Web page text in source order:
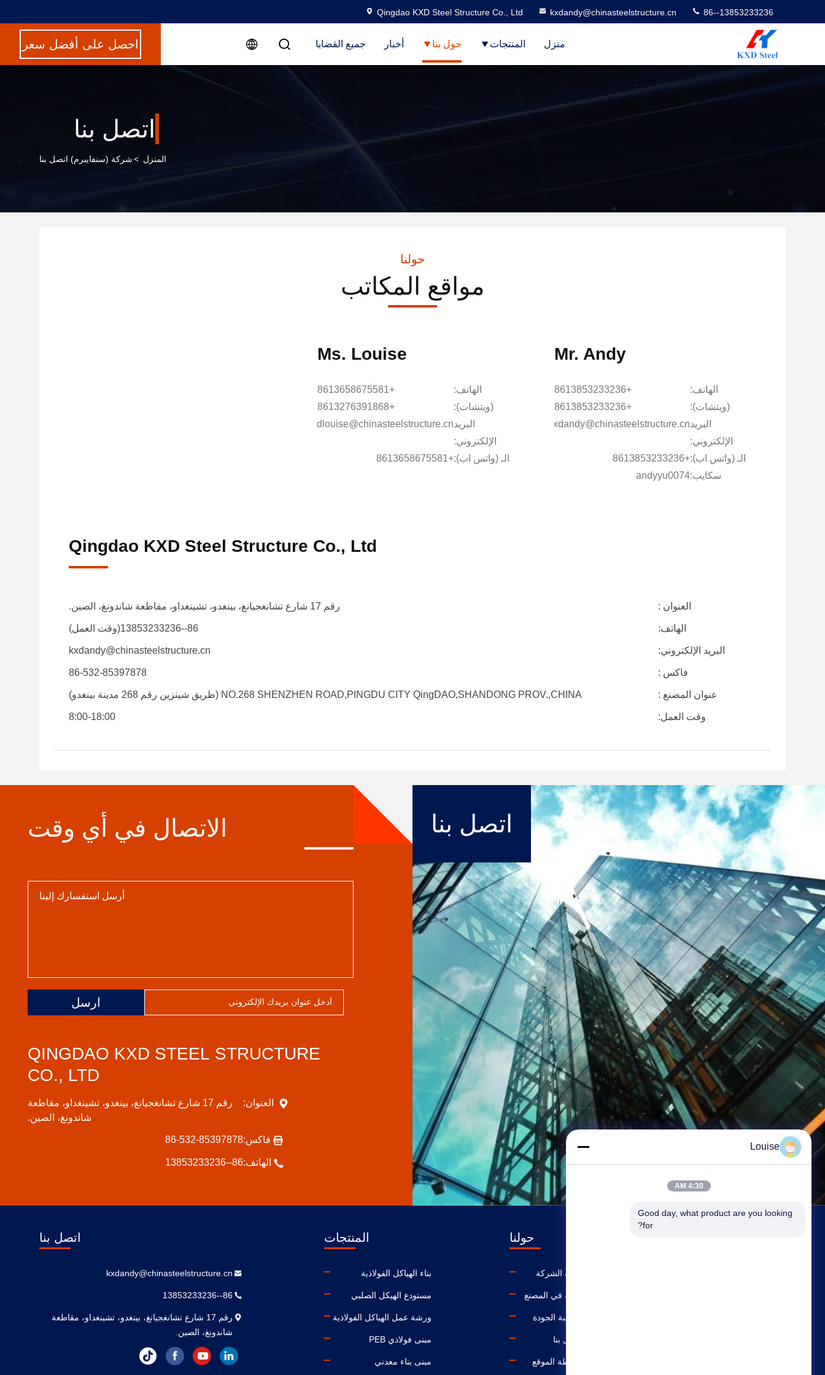
Qingdao KXD Steel Structure Co., Ltd kxdandy@chinasteelstructure.cn 86--13853233236
منزل المنتجات حول بنا أخبار جميع القضايا احصل على أفضل سعر
اتصل بنا
المنزل >شركة (سنفايبرم) اتصل بنا
حولنا
مواقع المكاتب
Mr. Andy
الهاتف:
+8613853233236
(ويتشات):
+8613853233236
البريد
الإلكتروني:
kxdandy@chinasteelstructure.cn
الـ (واتس اب):+8613853233236
سكايب:andyyu0074
Ms. Louise
الهاتف:
+8613658675581
(ويتشات):
+8613276391868
البريد
الإلكتروني:
kxdlouise@chinasteelstructure.cn
الـ (واتس اب):+8613658675581
Qingdao KXD Steel Structure Co., Ltd
العنوان : رقم 17 شارع تشانغجيانغ، بينغدو، تشينغداو، مقاطعة شاندونغ، الصين.
الهاتف: 86--13853233236(وقت العمل)
البريد الإلكتروني: kxdandy@chinasteelstructure.cn
فاكس : 86-532-85397878
عنوان المصنع : NO.268 SHENZHEN ROAD,PINGDU CITY QingDAO,SHANDONG PROV.,CHINA (طريق شينزين رقم 268 مدينة بينغدو)
وقت العمل: 8:00-18:00
اتصل بنا الاتصال في أي وقت
ارسل
QINGDAO KXD STEEL STRUCTURE
CO., LTD
العنوان:
رقم 17 شارع تشانغجيانغ، بينغدو، تشينغداو، مقاطعة
شاندونغ، الصين.
فاكس:86-532-85397878
الهاتف:86--13853233236
حولنا
ملف الشركة
جولة في المصنع
مراقبة الجودة
اتصل بنا
خريطة الموقع
المنتجات
بناء الهياكل الفولاذية
مستودع الهيكل الصلبي
ورشة عمل الهياكل الفولاذية
مبنى فولاذي PEB
مبنى بناء معدني
اتصل بنا
kxdandy@chinasteelstructure.cn
86--13853233236
رقم 17 شارع تشانغجيانغ، بينغدو، تشينغداو، مقاطعة
شاندونغ، الصين.
Louise
4:30 AM
Good day, what product are you looking
for?